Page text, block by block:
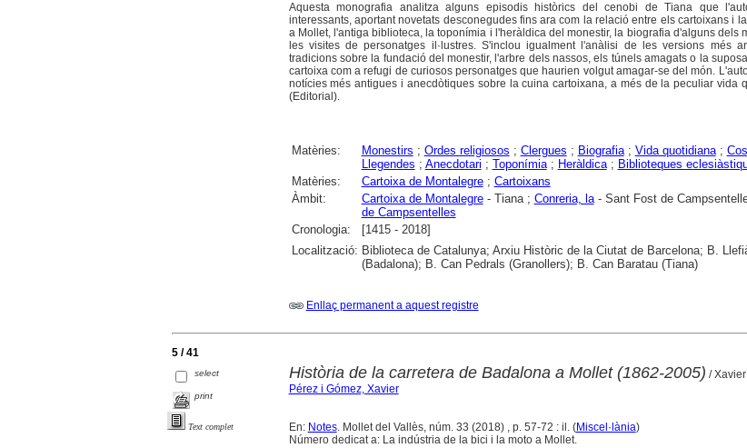
Aquesta monografia analitza alguns episodis històrics del cenobi de Tiana que
interessants, aportant novetats desconegudes fins ara com la relació entre els cartoixans i
a Mollet, l'antiga biblioteca, la toponímia i l'heràldica del monestir, la biografia d'alguns dels
les visites de personatges il·lustres. S'inclou igualment l'anàlisi de les versions més
tradicions sobre la fundació del monestir, l'arbre dels nassos, els túnels amagats o la
cartoixa com a refugi de curiosos personatges que haurien volgut amagar-se del món.
notícies més antigues i anecdòtiques sobre la cuina cartoixana, a més de la peculiar vida
(Editorial).
Matèries: Monestirs ; Ordes religiosos ; Clergues ; Biografia; Vida quotidiana;
Llegendes ; Anecdotari ; Toponímia; Heràldica; Biblioteques
Matèries:
Cartoixa de Montalegre; Cartoixans
Àmbit:
Cartoixa de Montalegre- Tiana ; Conreria, la- Sant Fost de
de Campsentelles
Cronologia:
[1415 - 2018]
Localització: Biblioteca de Catalunya; Arxiu Històric de la Ciutat de Barcelona; B.
(Badalona); B. Can Pedrals (Granollers); B. Can Baratau (Tiana)
Enllaç permanent a aquest registre
5 / 41
select
print
Text complet
Història de la carretera de Badalona a Mollet (1862-2005) /
Pérez i Gómez, Xavier
En: Notes. Mollet del Vallès, núm. 33 (2018) , p. 57-72 : il. (Miscel·lània)
Número dedicat a: La indústria de la bici i la moto a Mollet.